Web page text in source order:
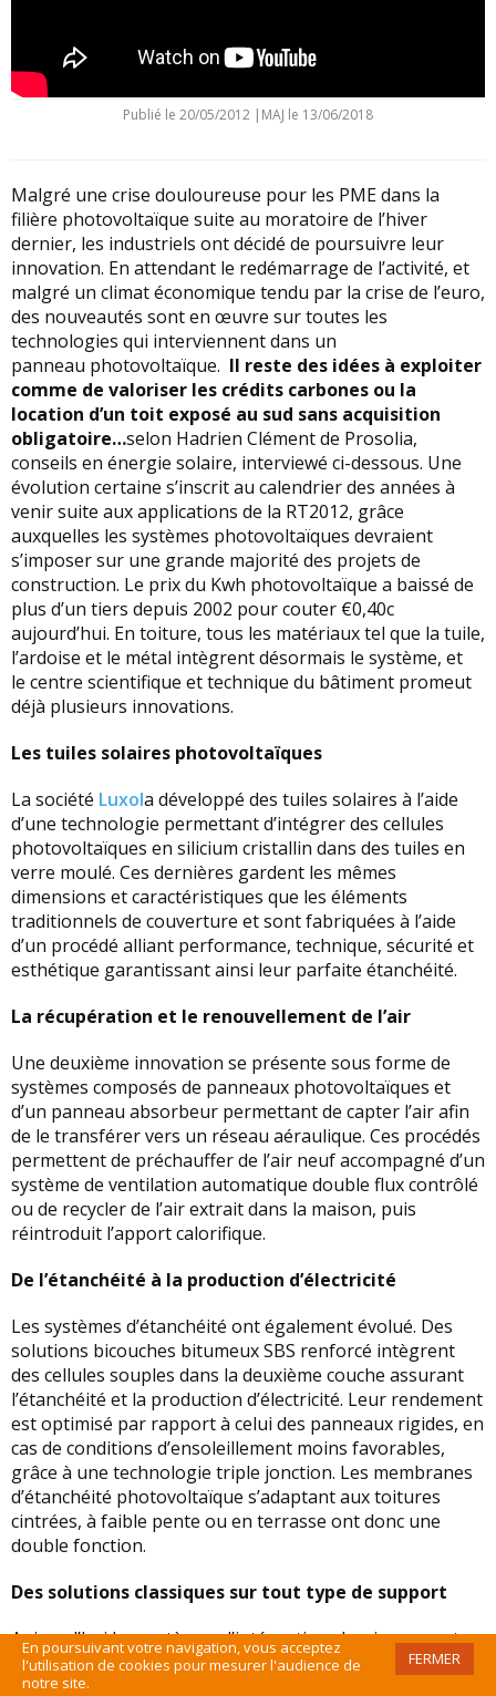
En poursuivant votre navigation, vous acceptez
l'utilisation de cookies pour mesurer l'audience de
notre site.
FERMER
Publié le 20/05/2012 | MAJ le 13/06/2018
Malgré une crise douloureuse pour les PME dans la
filière photovoltaïque suite au moratoire de l’hiver
dernier, les industriels ont décidé de poursuivre leur
innovation. En attendant le redémarrage de l’activité, et
malgré un climat économique tendu par la crise de l’euro,
des nouveautés sont en œuvre sur toutes les
technologies qui interviennent dans un
panneau photovoltaïque. Il reste des idées à exploiter
comme de valoriser les crédits carbones ou la
location d’un toit exposé au sud sans acquisition
obligatoire…selon Hadrien Clément de Prosolia,
conseils en énergie solaire, interviewé ci-dessous. Une
évolution certaine s’inscrit au calendrier des années à
venir suite aux applications de la RT2012, grâce
auxquelles les systèmes photovoltaïques devraient
s’imposer sur une grande majorité des projets de
construction. Le prix du Kwh photovoltaïque a baissé de
plus d’un tiers depuis 2002 pour couter €0,40c
aujourd’hui. En toiture, tous les matériaux tel que la tuile,
l’ardoise et le métal intègrent désormais le système, et
le centre scientifique et technique du bâtiment promeut
déjà plusieurs innovations.
Les tuiles solaires photovoltaïques
La société Luxola développé des tuiles solaires à l’aide
d’une technologie permettant d’intégrer des cellules
photovoltaïques en silicium cristallin dans des tuiles en
verre moulé. Ces dernières gardent les mêmes
dimensions et caractéristiques que les éléments
traditionnels de couverture et sont fabriquées à l’aide
d’un procédé alliant performance, technique, sécurité et
esthétique garantissant ainsi leur parfaite étanchéité.
La récupération et le renouvellement de l’air
Une deuxième innovation se présente sous forme de
systèmes composés de panneaux photovoltaïques et
d’un panneau absorbeur permettant de capter l’air afin
de le transférer vers un réseau aéraulique. Ces procédés
permettent de préchauffer de l’air neuf accompagné d’un
système de ventilation automatique double flux contrôlé
ou de recycler de l’air extrait dans la maison, puis
réintroduit l’apport calorifique.
De l’étanchéité à la production d’électricité
Les systèmes d’étanchéité ont également évolué. Des
solutions bicouches bitumeux SBS renforcé intègrent
des cellules souples dans la deuxième couche assurant
l’étanchéité et la production d’électricité. Leur rendement
est optimisé par rapport à celui des panneaux rigides, en
cas de conditions d’ensoleillement moins favorables,
grâce à une technologie triple jonction. Les membranes
d’étanchéité photovoltaïque s’adaptant aux toitures
cintrées, à faible pente ou en terrasse ont donc une
double fonction.
Des solutions classiques sur tout type de support
Aujourd’hui les systèmes d’intégration classiques sont
pour certains compatibles avec tous types de matériaux
de couverture (tuile, ardoise, etc.). Terreal